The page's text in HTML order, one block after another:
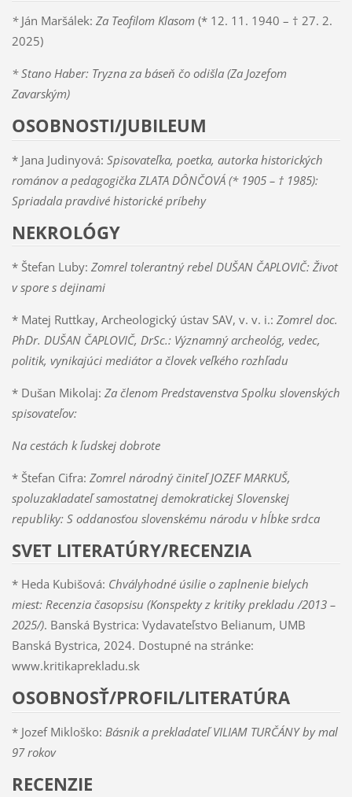
* Ján Maršálek: Za Teofilom Klasom(* 12. 11. 1940 – † 27. 2.
2025)
* Stano Haber: Tryzna za báseň čo odišla (Za Jozefom
Zavarským)
OSOBNOSTI/JUBILEUM
* Jana Judinyová: Spisovateľka, poetka, autorka historických
románov a pedagogička ZLATA DÔNČOVÁ (* 1905 – † 1985):
Spriadala pravdivé historické príbehy
NEKROLÓGY
* Štefan Luby: Zomrel tolerantný rebel DUŠAN ČAPLOVIČ: Život
v spore s dejinami
* Matej Ruttkay, Archeologický ústav SAV, v. v. i.: Zomrel doc.
PhDr. DUŠAN ČAPLOVIČ, DrSc.: Významný archeológ, vedec,
politik, vynikajúci mediátor a človek veľkého rozhľadu
* Dušan Mikolaj: Za členom Predstavenstva Spolku slovenských
spisovateľov:
Na cestách k ľudskej dobrote
* Štefan Cifra: Zomrel národný činiteľ JOZEF MARKUŠ,
spoluzakladateľ samostatnej demokratickej Slovenskej
republiky: S oddanosťou slovenskému národu v hĺbke srdca
SVET LITERATÚRY/RECENZIA
* Heda Kubišová: Chvályhodné úsilie o zaplnenie bielych
miest: Recenzia časopsisu (Konspekty z kritiky prekladu /2013 –
2025/). Banská Bystrica: Vydavateľstvo Belianum, UMB
Banská Bystrica, 2024. Dostupné na stránke:
www.kritikaprekladu.sk
OSOBNOSŤ/PROFIL/LITERATÚRA
* Jozef Mikloško: Básnik a prekladateľ VILIAM TURČÁNY by mal
97 rokov
RECENZIE